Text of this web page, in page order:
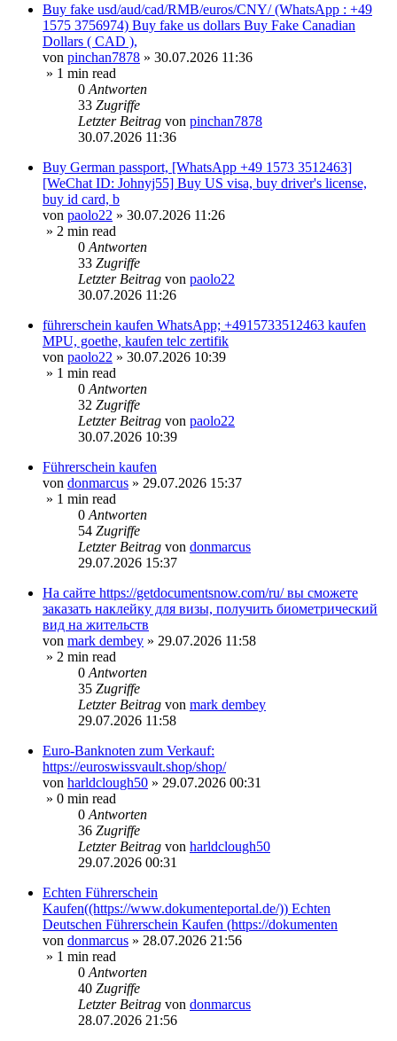
Buy fake usd/aud/cad/RMB/euros/CNY/ (WhatsApp : +49
1575 3756974) Buy fake us dollars Buy Fake Canadian
Dollars ( CAD ),
von pinchan7878 » 30.07.2026 11:36
» 1 min read
0 Antworten
33 Zugriffe
Letzter Beitrag von pinchan7878
30.07.2026 11:36
Buy German passport, [WhatsApp +49 1573 3512463]
[WeChat ID: Johnyj55] Buy US visa, buy driver's license,
buy id card, b
von paolo22 » 30.07.2026 11:26
» 2 min read
0 Antworten
33 Zugriffe
Letzter Beitrag von paolo22
30.07.2026 11:26
führerschein kaufen WhatsApp; +4915733512463 kaufen
MPU, goethe, kaufen telc zertifik
von paolo22 » 30.07.2026 10:39
» 1 min read
0 Antworten
32 Zugriffe
Letzter Beitrag von paolo22
30.07.2026 10:39
Führerschein kaufen
von donmarcus » 29.07.2026 15:37
» 1 min read
0 Antworten
54 Zugriffe
Letzter Beitrag von donmarcus
29.07.2026 15:37
На сайте https://getdocumentsnow.com/ru/ вы сможете
заказать наклейку для визы, получить биометрический
вид на жительств
von mark dembey » 29.07.2026 11:58
» 2 min read
0 Antworten
35 Zugriffe
Letzter Beitrag von mark dembey
29.07.2026 11:58
Euro-Banknoten zum Verkauf:
https://euroswissvault.shop/shop/
von harldclough50 » 29.07.2026 00:31
» 0 min read
0 Antworten
36 Zugriffe
Letzter Beitrag von harldclough50
29.07.2026 00:31
Echten Führerschein
Kaufen((https://www.dokumenteportal.de/)) Echten
Deutschen Führerschein Kaufen (https://dokumenten
von donmarcus » 28.07.2026 21:56
» 1 min read
0 Antworten
40 Zugriffe
Letzter Beitrag von donmarcus
28.07.2026 21:56